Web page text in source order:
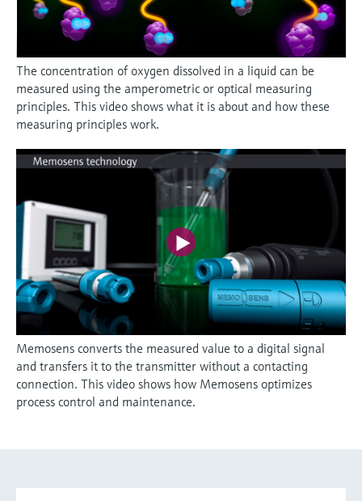
The concentration of oxygen dissolved in a liquid can be
measured using the amperometric or optical measuring
principles. This video shows what it is about and how these
measuring principles work.
Memosens converts the measured value to a digital signal
and transfers it to the transmitter without a contacting
connection. This video shows how Memosens optimizes
process control and maintenance.